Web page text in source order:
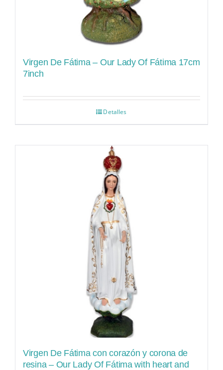
Virgen De Fátima – Our Lady Of Fátima 17cm
7inch
Detalles
Virgen De Fátima con corazón y corona de
resina – Our Lady Of Fátima with heart and